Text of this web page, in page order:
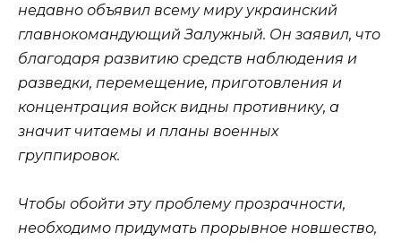
недавно объявил всему миру украинский
главнокомандующий Залужный. Он заявил, что
благодаря развитию средств наблюдения и
разведки, перемещение, приготовления и
концентрация войск видны противнику, а
значит читаемы и планы военных
группировок.
Чтобы обойти эту проблему прозрачности,
необходимо придумать прорывное новшество,